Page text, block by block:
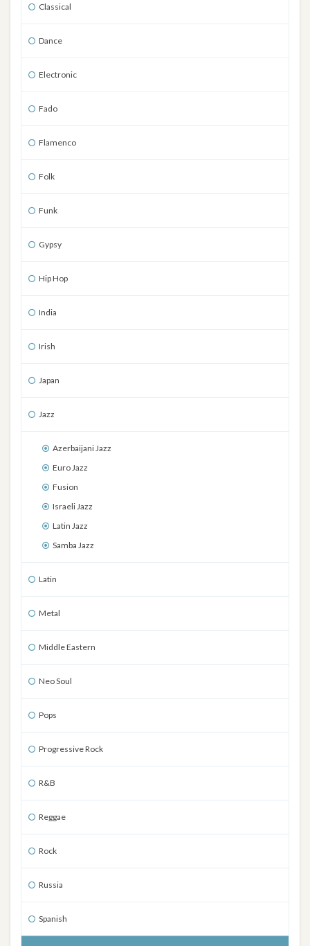
Classical
Dance
Electronic
Fado
Flamenco
Folk
Funk
Gypsy
Hip Hop
India
Irish
Japan
Jazz
Azerbaijani Jazz
Euro Jazz
Fusion
Israeli Jazz
Latin Jazz
Samba Jazz
Latin
Metal
Middle Eastern
Neo Soul
Pops
Progressive Rock
R&B
Reggae
Rock
Russia
Spanish